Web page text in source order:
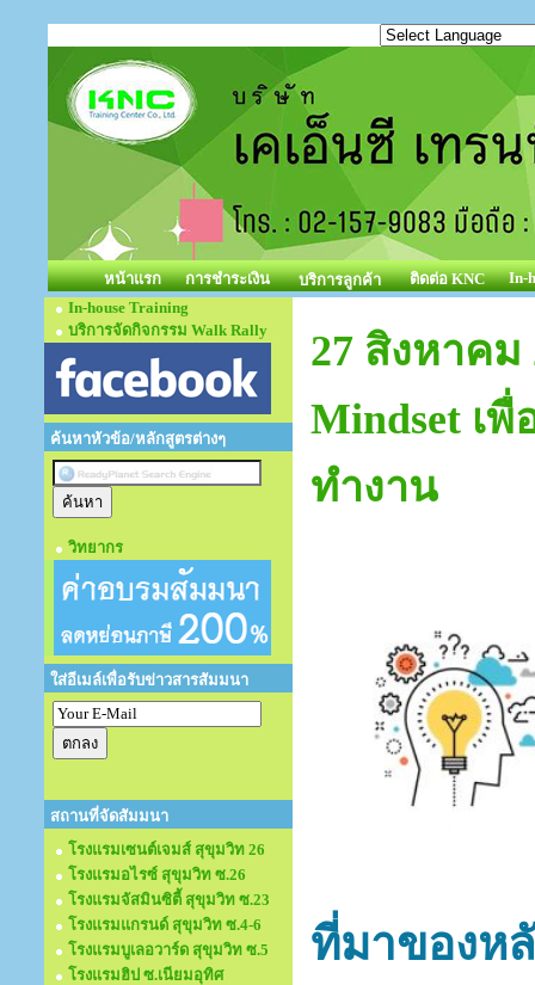
หน้าแรก การชำระเงิน บริการลูกค้า ติดต่อ KNC
In-
In-house Training
บริการจัดกิจกรรม Walk Rally
ค้นหาหัวข้อ/หลักสูตรต่างๆ
วิทยากร
ใส่อีเมล์เพื่อรับข่าวสารสัมมนา
สถานที่จัดสัมมนา
โรงแรมเซนต์เจมส์ สุขุมวิท 26
โรงแรมอไรซ์ สุขุมวิท ซ.26
โรงแรมจัสมินซิตี้ สุขุมวิท ซ.23
โรงแรมแกรนด์ สุขุมวิท ซ.4-6
โรงแรมบูเลอวาร์ด สุขุมวิท ซ.5
โรงแรมฮิป ซ.เนียมอุทิศ
27 สิงหาคม
Mindset เ
ทำงาน
ที่มาของห